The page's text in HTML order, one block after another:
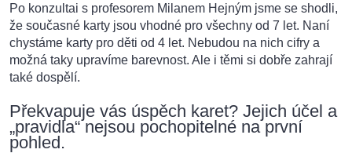
Po konzultai s profesorem Milanem Hejným jsme se shodli,
že současné karty jsou vhodné pro všechny od 7 let. Naní
chystáme karty pro děti od 4 let. Nebudou na nich cifry a
možná taky upravíme barevnost. Ale i těmi si dobře zahrají
také dospělí.
Překvapuje vás úspěch karet? Jejich účel a
„pravidla“ nejsou pochopitelné na první
pohled.